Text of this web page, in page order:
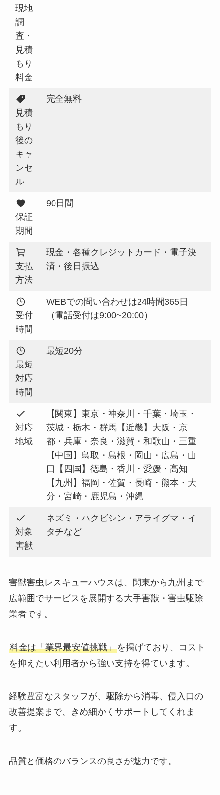
現地
調
査・
見積
もり
料金
見積
もり
後の
キャ
ンセ
ル
完全無料
保証
期間
90日間
支払
方法
現金・各種クレジットカード・電子決
済・後日振込
受付
時間
WEBでの問い合わせは24時間365日
（電話受付は9:00~20:00）
最短
対応
時間
最短20分
対応
地域
【関東】東京・神奈川・千葉・埼玉・
茨城・栃木・群馬【近畿】大阪・京
都・兵庫・奈良・滋賀・和歌山・三重
【中国】鳥取・島根・岡山・広島・山
口【四国】徳島・香川・愛媛・高知
【九州】福岡・佐賀・長崎・熊本・大
分・宮崎・鹿児島・沖縄
対象
害獣
ネズミ・ハクビシン・アライグマ・イ
タチなど
害獣害虫レスキューハウスは、関東から九州まで
広範囲でサービスを展開する大手害獣・害虫駆除
業者です。
料金は「業界最安値挑戦」を掲げており、コスト
を抑えたい利用者から強い支持を得ています。
経験豊富なスタッフが、駆除から消毒、侵入口の
改善提案まで、きめ細かくサポートしてくれま
す。
品質と価格のバランスの良さが魅力です。